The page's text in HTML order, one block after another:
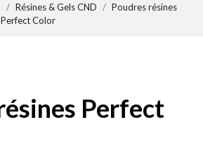
Résines & Gels CND
Poudres résines
Color
Perfect